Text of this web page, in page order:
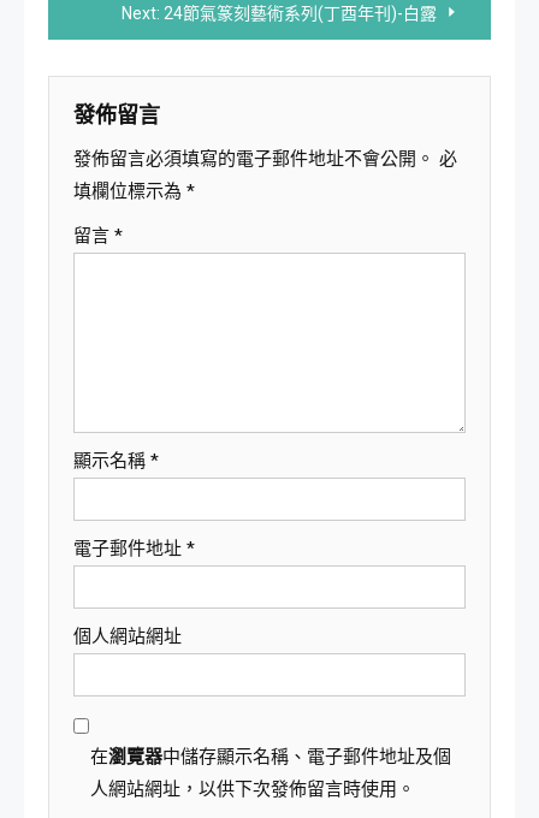
導
覽
Next: 24節氣篆刻藝術系列(丁酉年刊)-白露
發佈留言
發佈留言必須填寫的電子郵件地址不會公開。 必
填欄位標示為 *
留言 *
顯示名稱 *
電子郵件地址 *
個人網站網址
在瀏覽器中儲存顯示名稱、電子郵件地址及個
人網站網址，以供下次發佈留言時使用。